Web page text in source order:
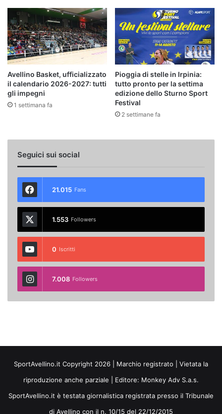
Avellino Basket, ufficializzato
il calendario 2026-2027: tutti
gli impegni
1 settimana fa
Pioggia di stelle in Irpinia:
tutto pronto per la settima
edizione dello Sturno Sport
Festival
2 settimane fa
Seguici sui social
21.015 Fans
1.553 Followers
0 Iscritti
7.008 Followers
SportAvellino.it Copyright 2026 | Marchio registrato | Vietata la
riproduzione anche parziale | Editore: Monkey Adv S.a.s.
SportAvellino.it è testata giornalistica registrata presso il Tribunale
di Avellino con il n. 10/15 del 22/12/2015